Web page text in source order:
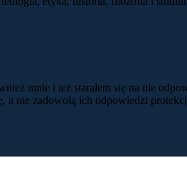
mnie i też starałem się na nie
a nie zadowolą ich odpowiedzi